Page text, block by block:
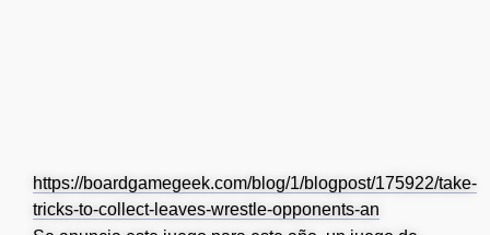
https://boardgamegeek.com/blog/1/blogpost/175922/take-
tricks-to-collect-leaves-wrestle-opponents-an